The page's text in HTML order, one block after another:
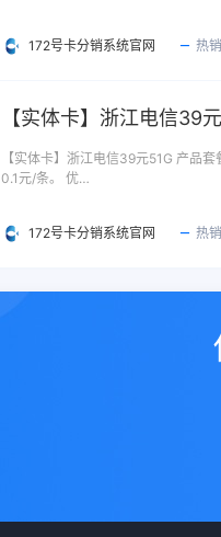
172号卡分销系统官网 热
【实体卡】浙江电信39
【实体卡】浙江电信39元51G 产品
0.1元/条。 优…
172号卡分销系统官网 热